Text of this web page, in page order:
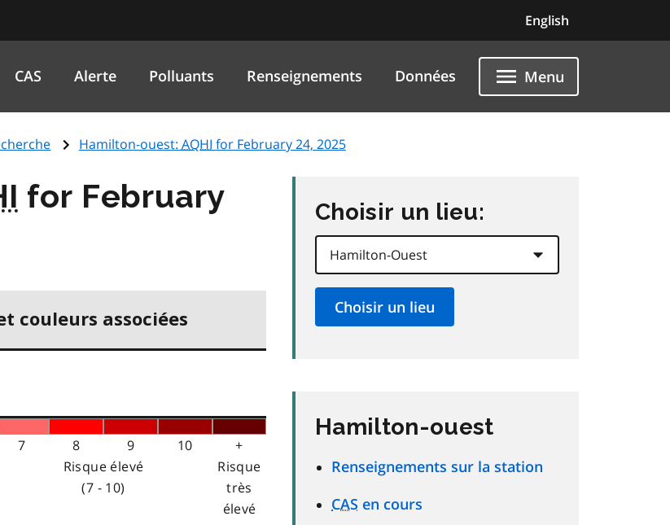
English
CAS Alerte Polluants Renseignements Données Menu
Hamilton-ouest: AQHI for February 24, 2025
for February
couleurs associées
7 8 9 10
+
Risque élevé
(7 - 10)
Risque
très
élevé
Choisir un lieu:
Hamilton-ouest
Renseignements sur la station
CAS en cours